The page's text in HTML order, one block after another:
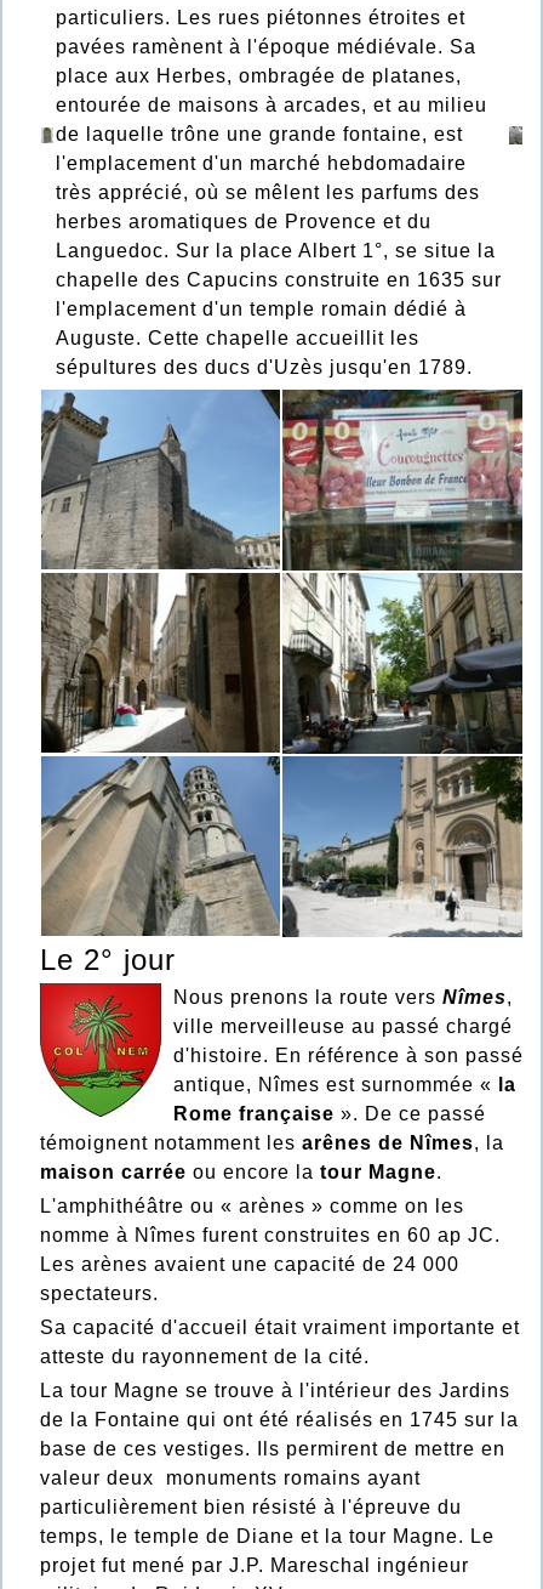
particuliers. Les rues piétonnes étroites et
pavées ramènent à l'époque médiévale. Sa
place aux Herbes, ombragée de platanes,
entourée de maisons à arcades, et au milieu
de laquelle trône une grande fontaine, est
l'emplacement d'un marché hebdomadaire
très apprécié, où se mêlent les parfums des
herbes aromatiques de Provence et du
Languedoc. Sur la place Albert 1°, se situe la
chapelle des Capucins construite en 1635 sur
l'emplacement d'un temple romain dédié à
Auguste. Cette chapelle accueillit les
sépultures des ducs d'Uzès jusqu'en 1789.
Le 2° jour
Nous prenons la route vers Nîmes,
ville merveilleuse au passé chargé
d'histoire. En référence à son passé
antique, Nîmes est surnommée «
la
Rome française ». De ce passé
témoignent notamment les arênes de Nîmes, la
maison carrée ou encore la tour Magne.
L'amphithéâtre ou « arènes » comme on les
nomme à Nîmes furent construites en 60 ap JC.
Les arènes avaient une capacité de 24 000
spectateurs.
Sa capacité d'accueil était vraiment importante et
atteste du rayonnement de la cité.
La tour Magne se trouve à l'intérieur des Jardins
de la Fontaine qui ont été réalisés en 1745 sur la
base de ces vestiges. Ils permirent de mettre en
valeur deux monuments romains ayant
particulièrement bien résisté à l'épreuve du
temps, le temple de Diane et la tour Magne. Le
projet fut mené par J.P. Mareschal ingénieur